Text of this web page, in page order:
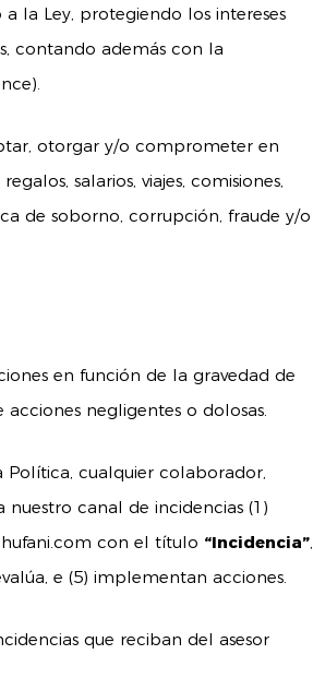
la Ley, protegiendo los intereses
contando además con la
otorgar y/o comprometer en
salarios, viajes, comisiones,
de soborno, corrupción, fraude y/o
en función de la gravedad de
negligentes o dolosas.
Política, cualquier colaborador,
canal de incidencias (1)
con el título “Incidencia”,
e (5) implementan acciones.
que reciban del asesor